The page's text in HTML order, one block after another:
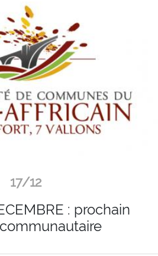
17/12
: prochain